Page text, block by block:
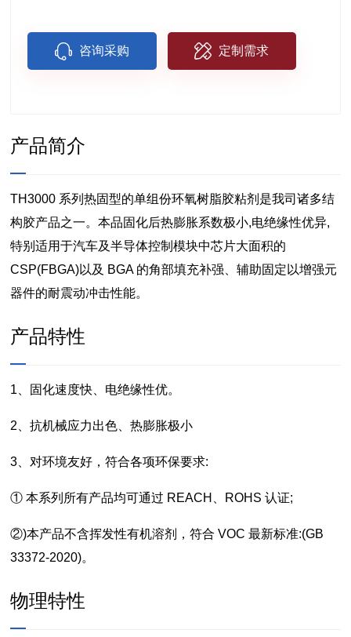
咨询采购 定制需求
产品简介
TH3000 系列热固型的单组份环氧树脂胶粘剂是我司诸多结
构胶产品之一。本品固化后热膨胀系数极小,电绝缘性优异,
特别适用于汽车及半导体控制模块中芯片大面积的
CSP(FBGA)以及 BGA 的角部填充补强、辅助固定以增强元
器件的耐震动冲击性能。
产品特性
1、固化速度快、电绝缘性优。
2、抗机械应力出色、热膨胀极小
3、对环境友好，符合各项环保要求:
① 本系列所有产品均可通过 REACH、ROHS 认证;
②)本产品不含挥发性有机溶剂，符合 VOC 最新标准:(GB
33372-2020)。
物理特性